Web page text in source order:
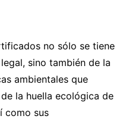
no sólo se tiene
sino también de la
ambientales que
la huella ecológica de
como sus